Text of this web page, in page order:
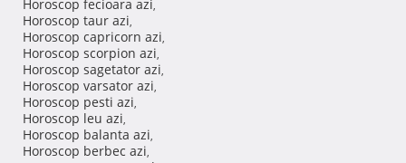
Horoscop fecioara azi,
Horoscop taur azi,
Horoscop capricorn azi,
Horoscop scorpion azi,
Horoscop sagetator azi,
Horoscop varsator azi,
Horoscop pesti azi,
Horoscop leu azi,
Horoscop balanta azi,
Horoscop berbec azi,